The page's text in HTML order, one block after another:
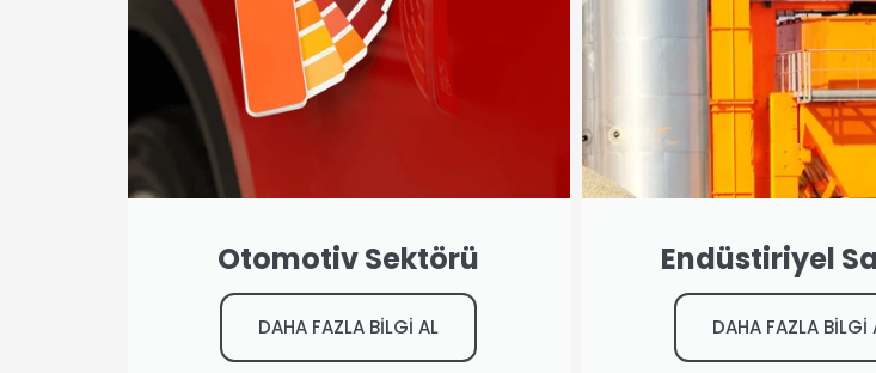
Otomotiv Sektörü
DAHA FAZLA BİLGİ AL
Endüstiriyel
DAHA FAZLA BİLGİ